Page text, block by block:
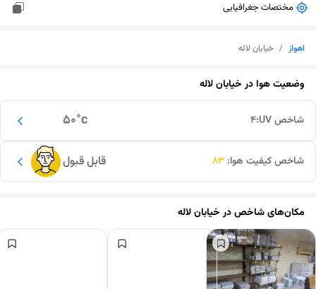
مختصات جغرافیایی
اهواز / خیابان لاله
وضعیت هوا درخیابان لاله
50°c شاخص UV: 4
قابل قبول شاخص کیفیت هوا: 83
مکان‌های شاخص درخیابان لاله